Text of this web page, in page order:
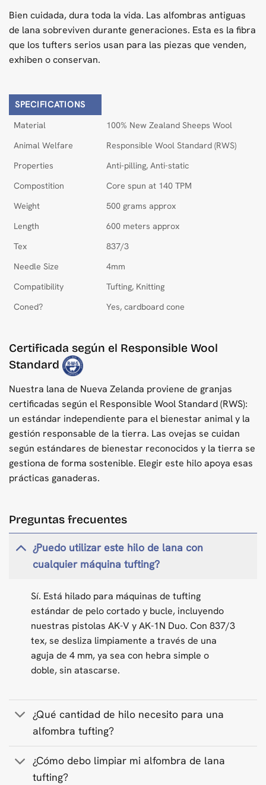
Bien cuidada, dura toda la vida. Las alfombras antiguas
de lana sobreviven durante generaciones. Esta es la fibra
que los tufters serios usan para las piezas que venden,
exhiben o conservan.
SPECIFICATIONS
Material
100% New Zealand Sheeps Wool
Animal Welfare
Responsible Wool Standard (RWS)
Properties
Anti-pilling, Anti-static
Compostition
Core spun at 140 TPM
Weight
500 grams approx
Length
600 meters approx
Tex
837/3
Needle Size
4mm
Compatibility
Tufting, Knitting
Coned?
Yes, cardboard cone
Certificada según el Responsible Wool
Standard
Nuestra lana de Nueva Zelanda proviene de granjas
certificadas según el Responsible Wool Standard (RWS):
un estándar independiente para el bienestar animal y la
gestión responsable de la tierra. Las ovejas se cuidan
según estándares de bienestar reconocidos y la tierra se
gestiona de forma sostenible. Elegir este hilo apoya esas
prácticas ganaderas.
Preguntas frecuentes
¿Puedo utilizar este hilo de lana con
cualquier máquina tufting?
Sí. Está hilado para máquinas de tufting
estándar de pelo cortado y bucle, incluyendo
nuestras pistolas AK-V y AK-1N Duo. Con 837/3
tex, se desliza limpiamente a través de una
aguja de 4 mm, ya sea con hebra simple o
doble, sin atascarse.
¿Qué cantidad de hilo necesito para una
alfombra tufting?
¿Cómo debo limpiar mi alfombra de lana
tufting?